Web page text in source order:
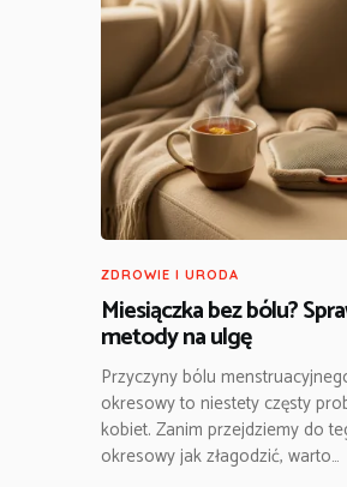
ZDROWIE I URODA
Miesiączka bez bólu?
metody na ulgę
Przyczyny bólu
okresowy to niestety częsty
kobiet. Zanim przejdziemy do
okresowy jak złagodzić, warto…